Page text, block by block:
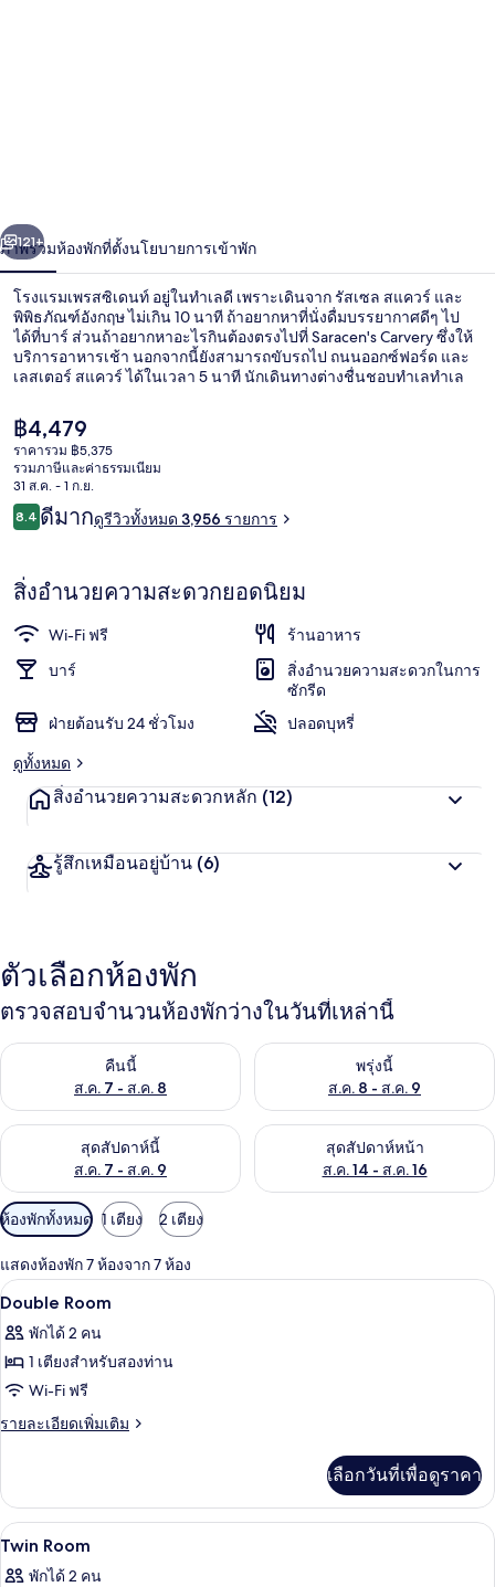
ท์
า
ถัดไป
121+
ภาพรวมห้องพักที่ตั้งนโยบายการเข้าพัก
โรงแรมเพรสซิเดนท์ อยู่ในทำเลดี เพราะเดินจาก รัสเซล สแควร์ และ
พิพิธภัณฑ์อังกฤษ ไม่เกิน 10 นาที ถ้าอยากหาที่นั่งดื่มบรรยากาศดีๆ ไป
ได้ที่บาร์ ส่วนถ้าอยากหาอะไรกินต้องตรงไปที่ Saracen's Carvery ซึ่งให้
บริการอาหารเช้า นอกจากนี้ยังสามารถขับรถไป ถนนออกซ์ฟอร์ด และ
เลสเตอร์ สแควร์ ได้ในเวลา 5 นาที นักเดินทางต่างชื่นชอบทำเลทำเล
ถึงขนส่งสาธารณะ โดย สถานีรถไฟใต้ดินรัสเซล สแควร์ อยู่ห่างออกไป
เพียงไม่กี่ก้าว และ สถานีรถไฟใต้ดินโฮลบอร์น ใช้เวลาเดินไปเพียง 9
นาที
ราคา
ปัจจุบัน
฿4,479
฿4,479
ราคารวม ฿5,375
รวมภาษีและค่าธรรมเนียม
31 ส.ค. - 1 ก.ย.
รีวิว
8.48.4 จาก 10
ดีมากดูรีวิวทั้งหมด 3,956 รายการ
สิ่งอำนวยความสะดวกยอดนิยม
Wi-Fi ฟรี
ร้านอาหาร
บาร์
สิ่งอำนวยความสะดวกในการ
ซักรีด
ฝ่ายต้อนรับ 24 ชั่วโมง
ปลอดบุหรี่
ดูทั้งหมด
สิ่งอำนวยความสะดวกหลัก (12)
รู้สึกเหมือนอยู่บ้าน (6)
ตัวเลือกห้องพัก
ตรวจสอบจำนวนห้องพักว่างในวันที่เหล่านี้
คืนนี้
ส.ค. 7 - ส.ค. 8
ตรวจสอบจำนวนห้องพักว่างในคืนนี้ ส.ค. 7 - ส.ค. 8พรุ่งนี้
ส.ค. 8 - ส.ค. 9
ตรวจสอบจำนวนห้องพักว่างใน
สุดสัปดาห์นี้
ส.ค. 7 - ส.ค. 9
ตรวจสอบจำนวนห้องพักว่างในสุดสัปดาห์นี้ ส.ค. 7 - ส.ค. 9
สุดสัปดาห์หน้า
ส.ค. 14 - ส.ค. 16
ตรวจสอบจำนวนห้องพักว่างใน
ตัว
กรอง
ที่
มี
ให้
สำหรับ
ห้อง
ห้องพักทั้งหมด 1 เตียง 2 เตียง
แสดงห้องพัก 7 ห้องจาก 7 ห้อง
เปิด
ภาพถ่าย
ทั้งหมด
ของ
Double
4
Double Room
พักได้ 2 คน
1 เตียงสำหรับสองท่าน
Wi-Fi ฟรี
รายละเอียดเพิ่มเติม
ราย
เกี่ยว
กับ
Double
เลือกวันที่เพื่อดูราคา
เปิด
ภาพถ่าย
3
Twin Room
พักได้ 2 คน